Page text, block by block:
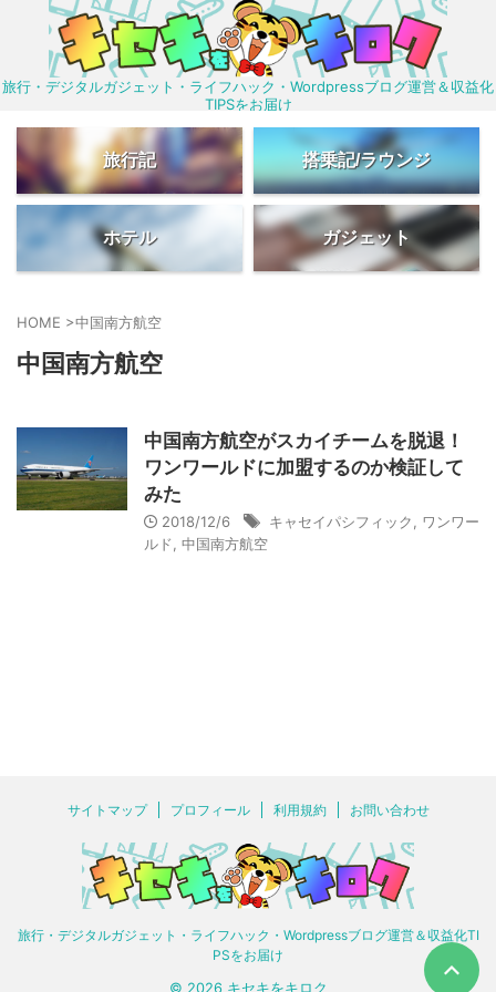
旅行・デジタルガジェット・ライフハック・Wordpressブログ運営＆収益化
TIPSをお届け
旅行記 搭乗記/ラウンジ
ホテル ガジェット
HOME >中国南方航空
中国南方航空
中国南方航空がスカイチームを脱退！
ワンワールドに加盟するのか検証して
みた
2018/12/6 キャセイパシフィック
ワンワー
ルド
中国南方航空
サイトマップ プロフィール 利用規約 お問い合わせ
旅行・デジタルガジェット・ライフハック・Wordpressブログ運営＆収益化TI
PSをお届け
© 2026 キセキをキロク